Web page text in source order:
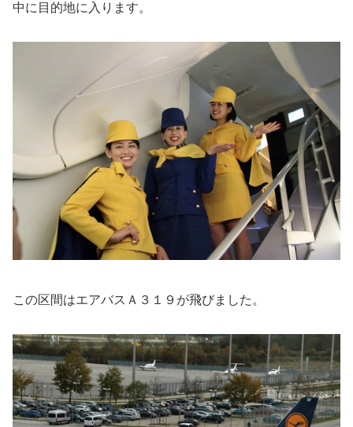
中に目的地に入ります。
この区間はエアバスＡ３１９が飛びました。